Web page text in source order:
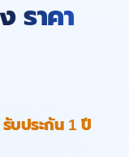
ราคา
บประกัน 1 ปี